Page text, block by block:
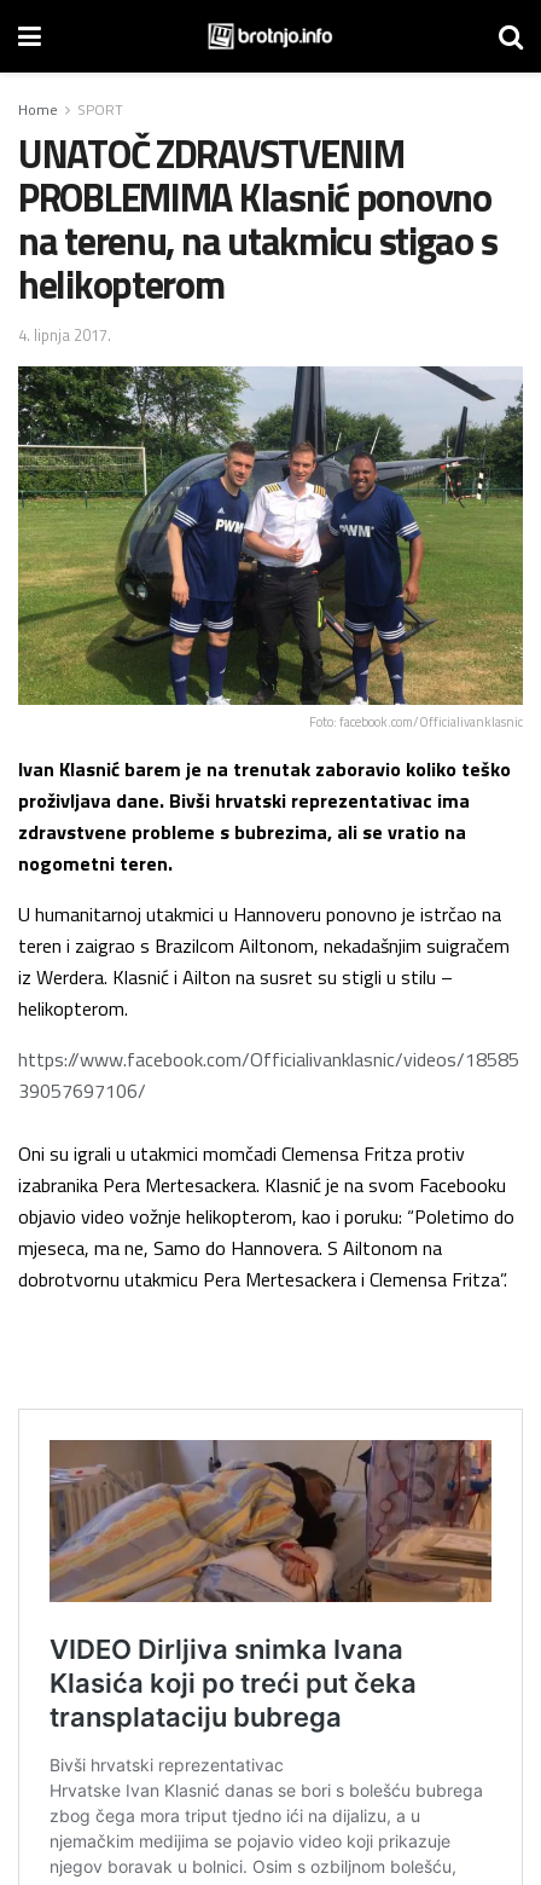
Home SPORT
UNATOČ ZDRAVSTVENIM
PROBLEMIMA Klasnić ponovno
na terenu, na utakmicu stigao s
helikopterom
4. lipnja 2017.
Foto: facebook.com/Officialivanklasnic
Ivan Klasnić barem je na trenutak zaboravio koliko teško
proživljava dane. Bivši hrvatski reprezentativac ima
zdravstvene probleme s bubrezima, ali se vratio na
nogometni teren.
U humanitarnoj utakmici u Hannoveru ponovno je istrčao na
teren i zaigrao s Brazilcom Ailtonom, nekadašnjim suigračem
iz Werdera. Klasnić i Ailton na susret su stigli u stilu –
helikopterom.
https://www.facebook.com/Officialivanklasnic/videos/18585
39057697106/
Oni su igrali u utakmici momčadi Clemensa Fritza protiv
izabranika Pera Mertesackera. Klasnić je na svom Facebooku
objavio video vožnje helikopterom, kao i poruku: “Poletimo do
mjeseca, ma ne, Samo do Hannovera. S Ailtonom na
dobrotvornu utakmicu Pera Mertesackera i Clemensa Fritza”.